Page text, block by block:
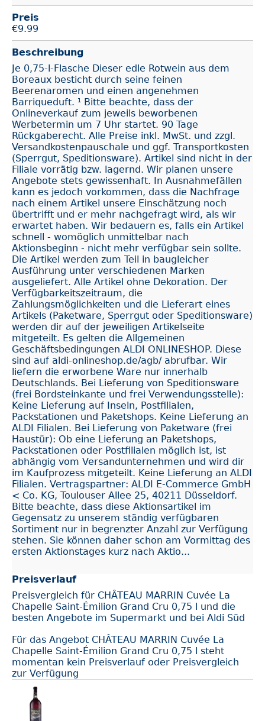
Preis
€9.99
Beschreibung
Je 0,75-l-Flasche Dieser edle Rotwein aus dem
Boreaux besticht durch seine feinen
Beerenaromen und einen angenehmen
Barriqueduft. ¹ Bitte beachte, dass der
Onlineverkauf zum jeweils beworbenen
Werbetermin um 7 Uhr startet. 90 Tage
Rückgaberecht. Alle Preise inkl. MwSt. und zzgl.
Versandkostenpauschale und ggf. Transportkosten
(Sperrgut, Speditionsware). Artikel sind nicht in der
Filiale vorrätig bzw. lagernd. Wir planen unsere
Angebote stets gewissenhaft. In Ausnahmefällen
kann es jedoch vorkommen, dass die Nachfrage
nach einem Artikel unsere Einschätzung noch
übertrifft und er mehr nachgefragt wird, als wir
erwartet haben. Wir bedauern es, falls ein Artikel
schnell - womöglich unmittelbar nach
Aktionsbeginn - nicht mehr verfügbar sein sollte.
Die Artikel werden zum Teil in baugleicher
Ausführung unter verschiedenen Marken
ausgeliefert. Alle Artikel ohne Dekoration. Der
Verfügbarkeitszeitraum, die
Zahlungsmöglichkeiten und die Lieferart eines
Artikels (Paketware, Sperrgut oder Speditionsware)
werden dir auf der jeweiligen Artikelseite
mitgeteilt. Es gelten die Allgemeinen
Geschäftsbedingungen ALDI ONLINESHOP. Diese
sind auf aldi-onlineshop.de/agb/ abrufbar. Wir
liefern die erworbene Ware nur innerhalb
Deutschlands. Bei Lieferung von Speditionsware
(frei Bordsteinkante und frei Verwendungsstelle):
Keine Lieferung auf Inseln, Postfilialen,
Packstationen und Paketshops. Keine Lieferung an
ALDI Filialen. Bei Lieferung von Paketware (frei
Haustür): Ob eine Lieferung an Paketshops,
Packstationen oder Postfilialen möglich ist, ist
abhängig vom Versandunternehmen und wird dir
im Kaufprozess mitgeteilt. Keine Lieferung an ALDI
Filialen. Vertragspartner: ALDI E-Commerce GmbH
< Co. KG, Toulouser Allee 25, 40211 Düsseldorf.
Bitte beachte, dass diese Aktionsartikel im
Gegensatz zu unserem ständig verfügbaren
Sortiment nur in begrenzter Anzahl zur Verfügung
stehen. Sie können daher schon am Vormittag des
ersten Aktionstages kurz nach Aktio...
Preisverlauf
Preisvergleich für CHÂTEAU MARRIN Cuvée La
Chapelle Saint-Émilion Grand Cru 0,75 l und die
besten Angebote im Supermarkt und bei Aldi Süd
Für das Angebot CHÂTEAU MARRIN Cuvée La
Chapelle Saint-Émilion Grand Cru 0,75 l steht
momentan kein Preisverlauf oder Preisvergleich
zur Verfügung